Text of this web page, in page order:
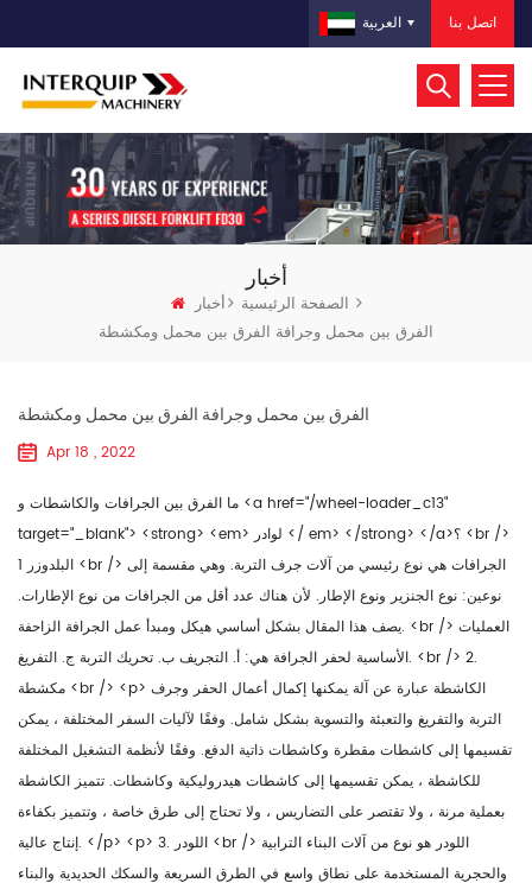
اتصل بنا العربية
أخبار
الصفحة الرئيسية
أخبار
الفرق بين محمل وجرافة الفرق بين محمل ومكشطة
الفرق بين محمل وجرافة الفرق بين محمل ومكشطة
Apr 18 , 2022
ما الفرق بين الجرافات والكاشطات و <a href="/wheel-loader_c13"
target="_blank"> <strong> <em> لوادر </ em> </strong> </a>؟ <br />
1 البلدوزر <br /> الجرافات هي نوع رئيسي من آلات جرف التربة. وهي مقسمة إلى
نوعين: نوع الجنزير ونوع الإطار. لأن هناك عدد أقل من الجرافات من نوع الإطارات.
يصف هذا المقال بشكل أساسي هيكل ومبدأ عمل الجرافة الزاحفة. <br /> العمليات
الأساسية لحفر الجرافة هي: أ. التجريف ب. تحريك التربة ج. التفريغ. <br /> 2.
مكشطة <br /> <p> الكاشطة عبارة عن آلة يمكنها إكمال أعمال الحفر وجرف
التربة والتفريغ والتعبئة والتسوية بشكل شامل. وفقًا لآليات السفر المختلفة ، يمكن
تقسيمها إلى كاشطات مقطرة وكاشطات ذاتية الدفع. وفقًا لأنظمة التشغيل المختلفة
للكاشطة ، يمكن تقسيمها إلى كاشطات هيدروليكية وكاشطات. تتميز الكاشطة
بعملية مرنة ، ولا تقتصر على التضاريس ، ولا تحتاج إلى طرق خاصة ، وتتميز بكفاءة
إنتاج عالية. </p> <p> 3. اللودر <br /> اللودر هو نوع من آلات البناء الترابية
والحجرية المستخدمة على نطاق واسع في الطرق السريعة والسكك الحديدية والبناء